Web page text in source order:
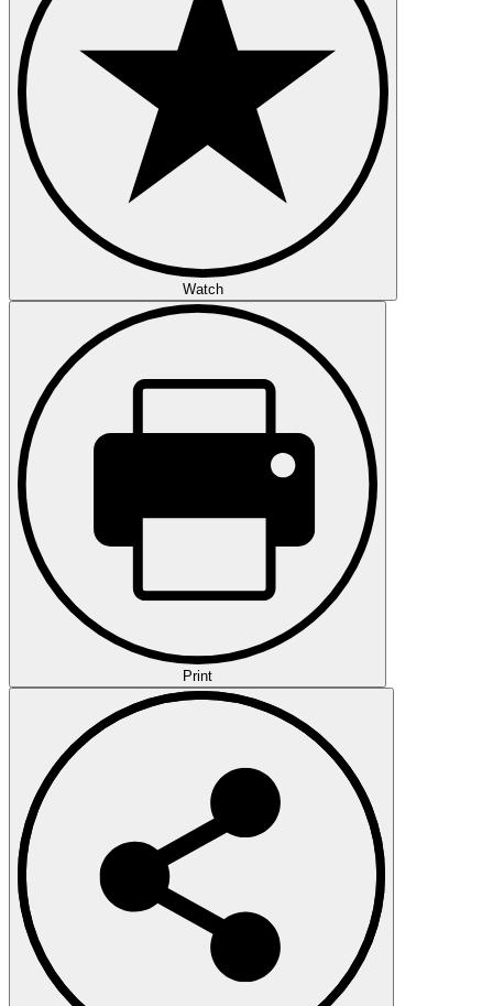
Watch
Print